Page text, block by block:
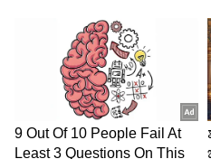
ಜುಲೈ 8 ರ ಜಾತಕ: ಈ ರಾಶಿಚಕ್ರ
ಚಿಹ್ನೆಗಳ ಜನರು ವ್ಯವಹಾರದಲ್ಲಿ
ಭಾರಿ ಲಾಭ, ಬಾಕಿ ಇರುವ